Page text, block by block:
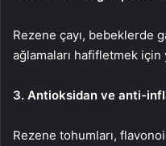
Rezene çayı, bebeklerde
ağlamaları hafifletmek için
3. Antioksidan ve anti-
Rezene tohumları,